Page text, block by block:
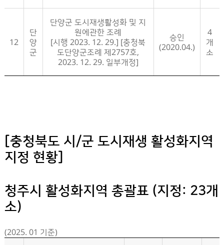
조례/전략계획/활성화계획- 번호, 구분, 도시재생조례, 전략계획, 활성화계획 정보제공
12
단
양
군
단양군 도시재생활성화 및 지
원에관한 조례
[시행 2023. 12. 29.] [충청북
도단양군조례 제2757호,
2023. 12. 29. 일부개정]
승인
(2020.04.)
4
개
소
[충청북도 시/군 도시재생 활성화지역
지정 현황]
청주시 활성화지역 총괄표 (지정: 23개
소)
(2025. 01 기준)